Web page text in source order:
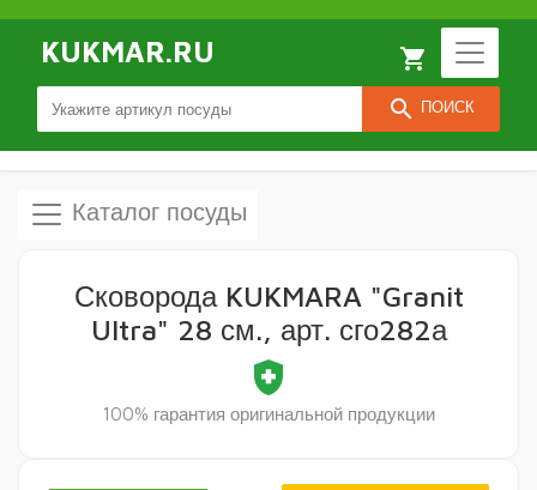
KUKMAR.RU
search ПОИСК
local_grocery_store
Каталог посуды
Сковорода KUKMARA "Granit
Ultra" 28 см., арт. сго282а
health_and_safety
100% гарантия оригинальной продукции